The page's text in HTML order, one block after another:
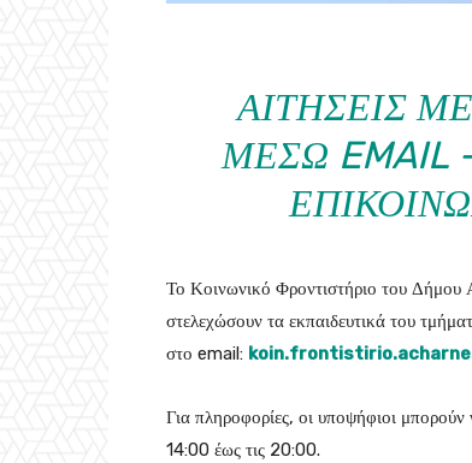
ΑΙΤΉΣΕΙΣ
ΜΈΣΩ EMAIL
Το Κοινωνικό Φροντιστήριο του Δήμου
στελεχώσουν τα εκπαιδευτικά του
στο email:
Για πληροφορίες, οι υποψήφιοι
14:00 έως τις 20:00.